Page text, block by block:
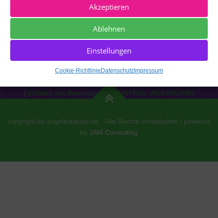
Akzeptieren
Ablehnen
Einstellungen
Cookie-Richtlinie Datenschutz Impressum
Widerrufsrecht|Versand|Zahlung
| Echtheit von Bewertungen | VERTRAG WIDERRUFEN
copyright by angelikaskrok.de · Alle Rechte vorbehalten | powered
by JAM Consulting